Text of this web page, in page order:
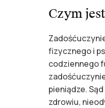
Czym
fizycznego i
codziennego
pieniądze.
zdrowiu,